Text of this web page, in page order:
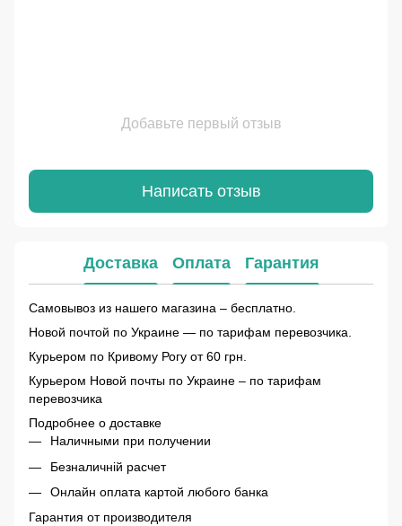
Добавьте первый отзыв
Написать отзыв
Доставка Оплата Гарантия
Самовывоз из нашего магазина – бесплатно.
Новой почтой по Украине — по тарифам перевозчика.
Курьером по Кривому Рогу от 60 грн.
Курьером Новой почты по Украине – по тарифам
перевозчика
Подробнее о доставке
Наличными при получении
Безналичній расчет
Онлайн оплата картой любого банка
Гарантия от производителя